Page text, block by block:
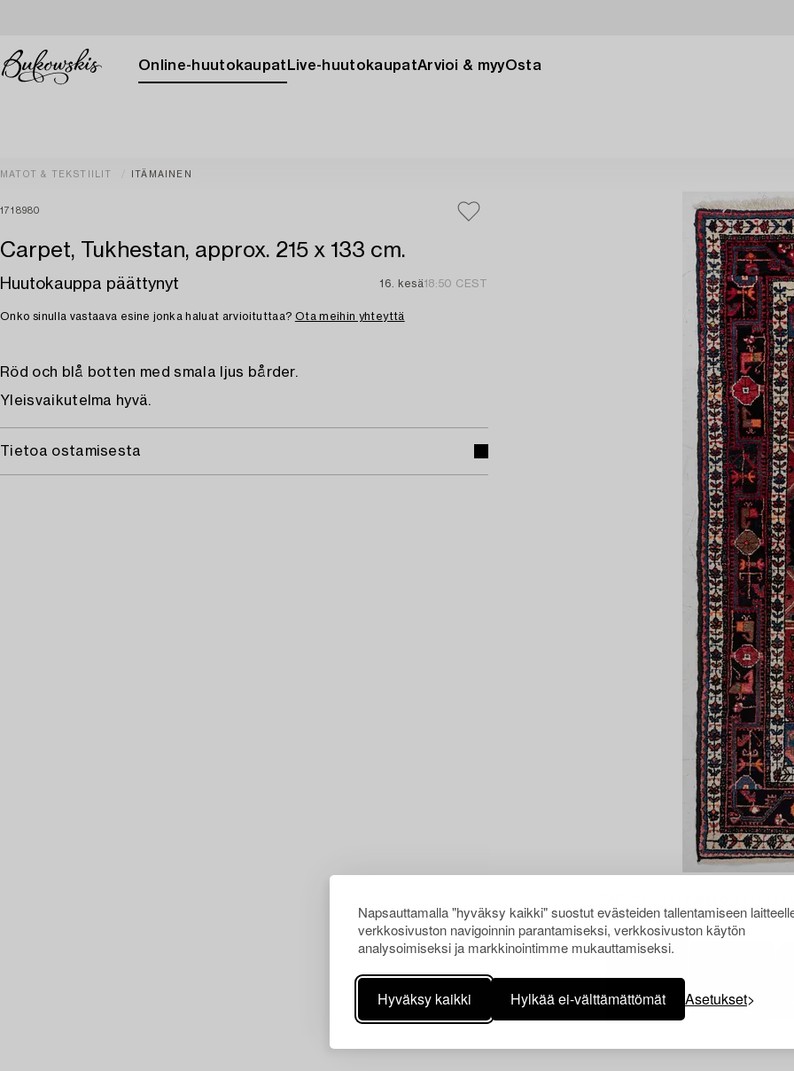
Napsauttamalla "hyväksy kaikki" suostut evästeiden tallentamiseen
verkkosivuston navigoinnin parantamiseksi, verkkosivuston käytön
analysoimiseksi ja markkinointimme mukauttamiseksi.
Hyväksy kaikki Hylkää ei-välttämättömät Asetukset
Online-huutokaupat Live-huutokaupatArvioi & myyOsta
MATOT & TEKSTIILIT ITÄMAINEN
1718980
Carpet, Tukhestan, approx. 215 x 133 cm.
Huutokauppa päättynyt 16. kesä18:50 CEST
Onko sinulla vastaava esine jonka haluat arvioituttaa? Ota meihin yhteyttä
Röd och blå botten med smala ljus bårder.
Yleisvaikutelma hyvä.
Tietoa ostamisesta
"AI"-merkityt kuvat ovat
todellisesta esineestä.